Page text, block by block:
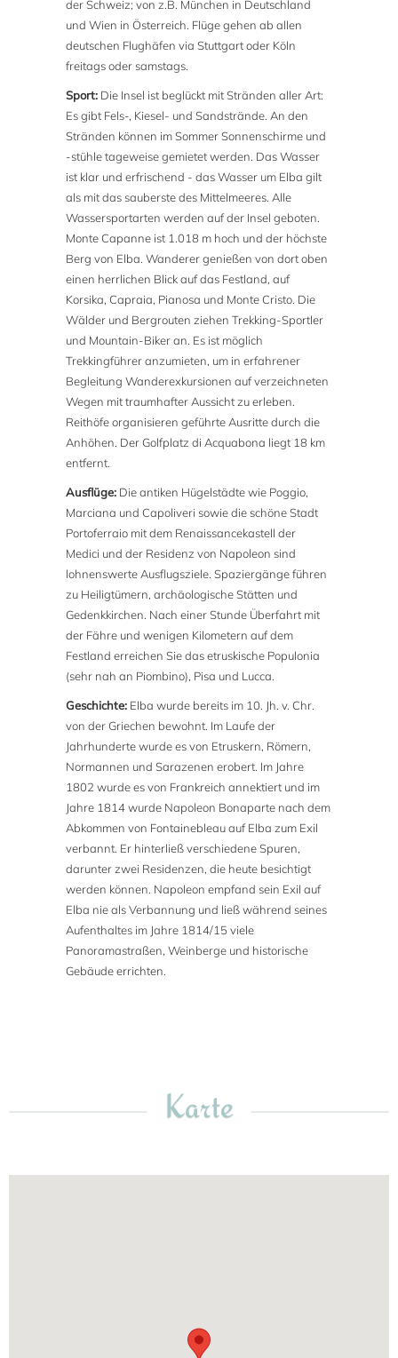
der Schweiz; von z.B. München in Deutschland
und Wien in Österreich. Flüge gehen ab allen
deutschen Flughäfen via Stuttgart oder Köln
freitags oder samstags.
Sport: Die Insel ist beglückt mit Stränden aller Art:
Es gibt Fels-, Kiesel- und Sandstrände. An den
Stränden können im Sommer Sonnenschirme und
-stühle tageweise gemietet werden. Das Wasser
ist klar und erfrischend - das Wasser um Elba gilt
als mit das sauberste des Mittelmeeres. Alle
Wassersportarten werden auf der Insel geboten.
Monte Capanne ist 1.018 m hoch und der höchste
Berg von Elba. Wanderer genießen von dort oben
einen herrlichen Blick auf das Festland, auf
Korsika, Capraia, Pianosa und Monte Cristo. Die
Wälder und Bergrouten ziehen Trekking-Sportler
und Mountain-Biker an. Es ist möglich
Trekkingführer anzumieten, um in erfahrener
Begleitung Wanderexkursionen auf verzeichneten
Wegen mit traumhafter Aussicht zu erleben.
Reithöfe organisieren geführte Ausritte durch die
Anhöhen. Der Golfplatz di Acquabona liegt 18 km
entfernt.
Ausflüge: Die antiken Hügelstädte wie Poggio,
Marciana und Capoliveri sowie die schöne Stadt
Portoferraio mit dem Renaissancekastell der
Medici und der Residenz von Napoleon sind
lohnenswerte Ausflugsziele. Spaziergänge führen
zu Heiligtümern, archäologische Stätten und
Gedenkkirchen. Nach einer Stunde Überfahrt mit
der Fähre und wenigen Kilometern auf dem
Festland erreichen Sie das etruskische Populonia
(sehr nah an Piombino), Pisa und Lucca.
Geschichte: Elba wurde bereits im 10. Jh. v. Chr.
von der Griechen bewohnt. Im Laufe der
Jahrhunderte wurde es von Etruskern, Römern,
Normannen und Sarazenen erobert. Im Jahre
1802 wurde es von Frankreich annektiert und im
Jahre 1814 wurde Napoleon Bonaparte nach dem
Abkommen von Fontainebleau auf Elba zum Exil
verbannt. Er hinterließ verschiedene Spuren,
darunter zwei Residenzen, die heute besichtigt
werden können. Napoleon empfand sein Exil auf
Elba nie als Verbannung und ließ während seines
Aufenthaltes im Jahre 1814/15 viele
Panoramastraßen, Weinberge und historische
Gebäude errichten.
Karte